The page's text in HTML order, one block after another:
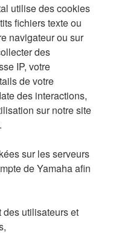
utilise des cookies
fichiers texte ou
navigateur ou sur
des
IP, votre
de votre
des interactions,
sur notre site
sur les serveurs
de Yamaha afin
utilisateurs et